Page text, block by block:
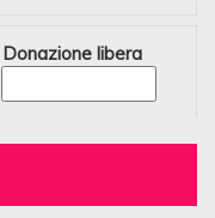
Donazione libera